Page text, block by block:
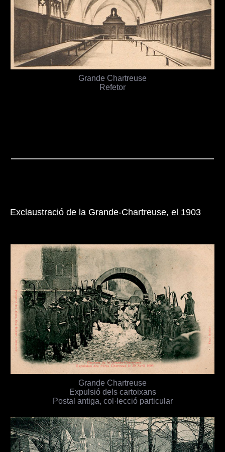
Grande Chartreuse
Refetor
Exclaustració de la Grande-Chartreuse, el 1903
Grande Chartreuse
Expulsió dels cartoixans
Postal antiga, col·lecció particular